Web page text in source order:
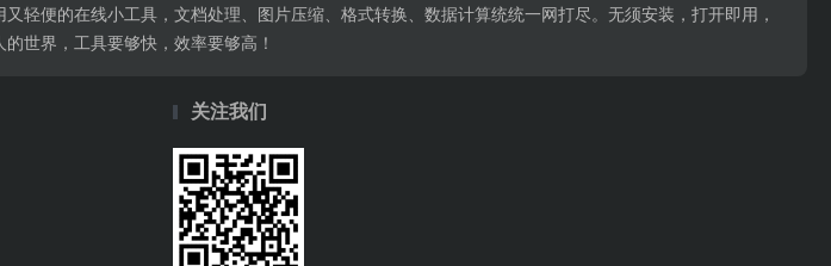
轻便的在线小工具，文档处理、图片压缩、格式转换、数据计算统统一网打尽。无须安装，打开即用，
世界，工具要够快，效率要够高！
关注我们